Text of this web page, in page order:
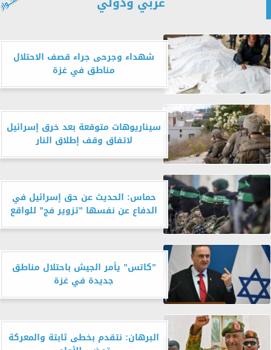
شهداء وجرحى جراء قصف الاحتلال
مناطق في غزة
سيناريوهات متوقعة بعد خرق إسرائيل
لاتفاق وقف إطلاق النار
حماس: الحديث عن حق إسرائيل في
الدفاع عن نفسها ”تزوير فج” للواقع
”كاتس” يأمر الجيش باحتلال مناطق
جديدة في غزة
البرهان: نتقدم بخطى ثابتة والمعركة